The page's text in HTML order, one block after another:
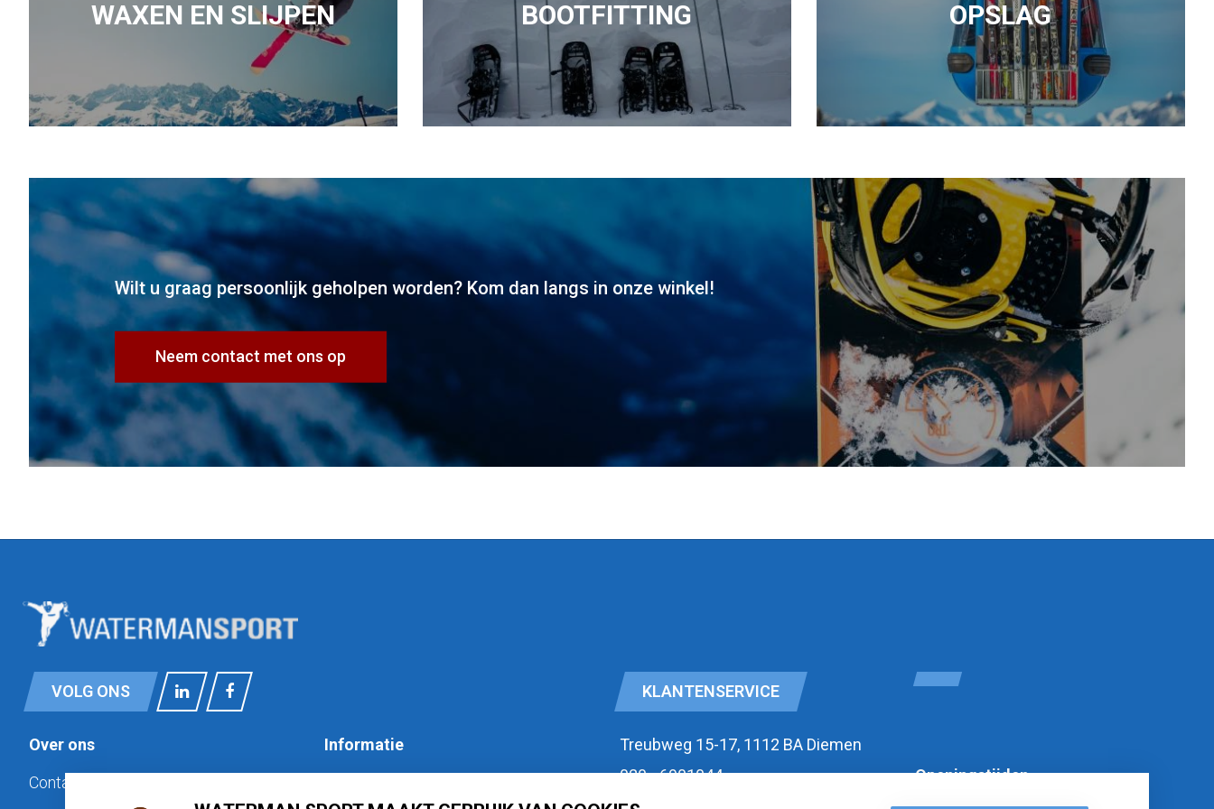
WAXEN EN SLIJPEN BOOTFITTING OPSLAG
Wilt u graag persoonlijk geholpen worden? Kom dan langs in onze winkel!
Neem contact met ons op
VOLG ONS
Over ons
Contact
Informatie
KLANTENSERVICE
Treubweg 15-17, 1112 BA Diemen
020 - 6901044
Openingstijden